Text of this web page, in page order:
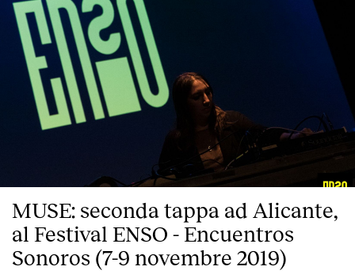
MUSE: seconda tappa ad Alicante,
al Festival ENSO - Encuentros
Sonoros (7-9 novembre 2019)